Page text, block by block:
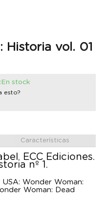
Historia vol. 01
stock
esto?
Características
ECC Ediciones.
nº 1.
Wonder Woman:
Woman: Dead